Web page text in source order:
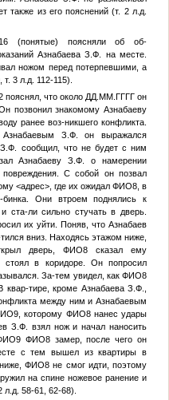
также из его пояснений (т. 2 л.д.
(понятые) поясняли об об-
Азнабаева З.Ф. на месте.
ножом перед потерпевшими, а
3 л.д. 112-115).
пояснял, что около ДД.ММ.ГГГГ он
позвонил знакомому Азнабаеву
ранее воз-никшего конфликта.
Азнабаевым З.Ф. он выражался
сообщил, что не будет с ним
Азнабаеву З.Ф. о намерении
С собой он позвал
<адрес>, где их ожидал ФИО8, в
бинка. Они втроем поднялись к
ста-ли сильно стучать в дверь.
их уйти. Поняв, что Азнабаев
вниз. Находясь этажом ниже,
дверь,ФИО8 сказал ему
стоял в коридоре. Он попросил
За-тем увидел, какФИО8
тире, кроме Азнабаева З.Ф.,
между ним и Азнабаевым
, которому ФИО8нанес удары
З.Ф. взял нож и начал наносить
ФИО8замер, после чего он
с тем вышел из квартиры в
ниже,ФИО8 не смог идти, поэтому
на спине ножевое ранение и
л.д. 58-61, 62-68).